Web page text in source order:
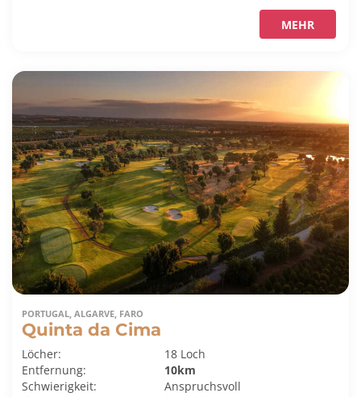
MEHR
PORTUGAL, ALGARVE, FARO
Quinta da Cima
Löcher:
18 Loch
Entfernung:
10km
Schwierigkeit:
Anspruchsvoll